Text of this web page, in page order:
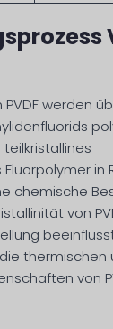
PVDF werden
in
chemische
von
thermischen
von